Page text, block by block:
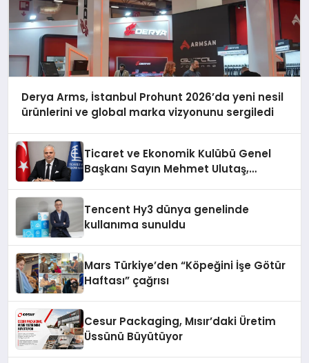
Derya Arms, İstanbul Prohunt 2026’da yeni nesil
ürünlerini ve global marka vizyonunu sergiledi
Ticaret ve Ekonomik Kulübü Genel
Başkanı Sayın Mehmet Ulutaş,
Tencent Hy3 dünya genelinde
kullanıma sunuldu
Mars Türkiye’den “Köpeğini İşe Götür
Haftası” çağrısı
Cesur Packaging, Mısır’daki Üretim
Üssünü Büyütüyor